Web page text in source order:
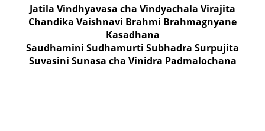
Jatila Vindhyavasa cha Vindyachala Virajita
Chandika Vaishnavi Brahmi Brahmagnyane
Kasadhana
Saudhamini Sudhamurti Subhadra Surpujita
Suvasini Sunasa cha Vinidra Padmalochana